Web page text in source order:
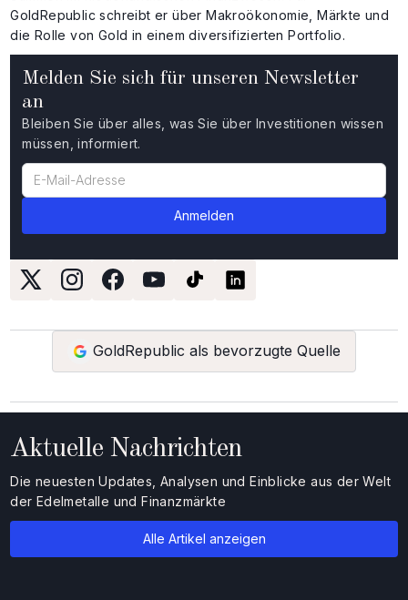
Melden Sie sich für unseren Newsletter
an
Bleiben Sie über alles, was Sie über Investitionen wissen
müssen, informiert.
GoldRepublic als bevorzugte Quelle
GoldRepublic schreibt er über Makroökonomie, Märkte und
die Rolle von Gold in einem diversifizierten Portfolio.
Aktuelle Nachrichten
Die neuesten Updates, Analysen und Einblicke aus der Welt
der Edelmetalle und Finanzmärkte
Alle Artikel anzeigen